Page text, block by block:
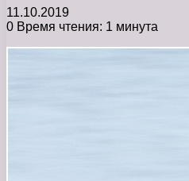
11.10.2019
0 Время чтения: 1 минута